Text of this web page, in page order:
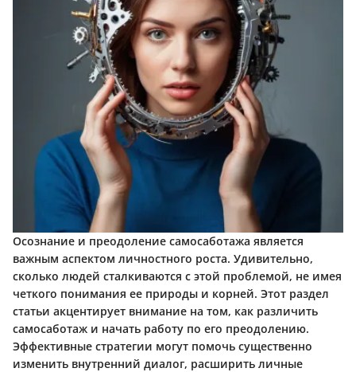
Осознание и преодоление самосаботажа является
важным аспектом личностного роста. Удивительно,
сколько людей сталкиваются с этой проблемой, не имея
четкого понимания ее природы и корней. Этот раздел
статьи акцентирует внимание на том, как различить
самосаботаж и начать работу по его преодолению.
Эффективные стратегии могут помочь существенно
изменить внутренний диалог, расширить личные